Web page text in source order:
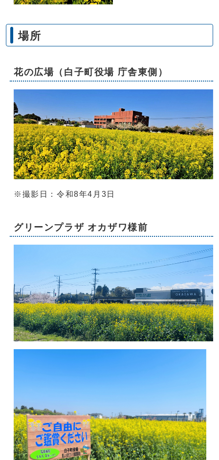
場所
花の広場（白子町役場 庁舎東側）
※撮影日：令和8年4月3日
グリーンプラザ オカザワ様前